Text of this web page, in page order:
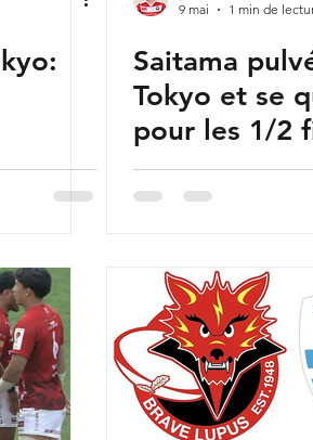
9 mai
1 min de
Saitama
Tokyo et se
pour les 1/2